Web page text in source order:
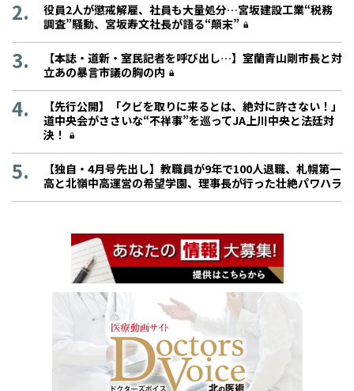
役員2人が懲戒解雇、社員も大量処分…宮坂建設工業“税務
調査”騒動、宮坂寿文社長が語る“顛末”
【本誌・道新・室民記者を呼び出し…】室蘭青山剛市長と対
立あの暴言市議の胸の内
【先行公開】「クビを取りに来るとは、絶対に許さない！」
道中央会がささいな“不祥事”を巡ってJA上川中央と法廷対
決！
【独自・4月号先出し】教職員が9年で100人退職、札幌第一
高と北嶺中高運営の希望学園、理事長が行った壮絶パワハラ